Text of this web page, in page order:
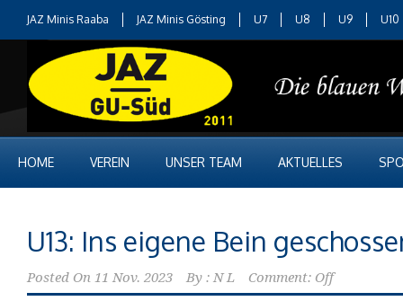
JAZ Minis Raaba JAZ Minis Gösting U7 U8 U9 U10
HOME VEREIN UNSER TEAM AKTUELLES
U13: Ins eigene Bein
Posted On 11 Nov. 2023 By : N L Comment: Off